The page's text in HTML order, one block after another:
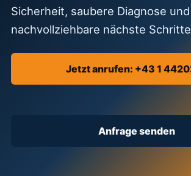
Sicherheit, saubere Diagnose und
nachvollziehbare nächste
Jetzt anrufen: +43 1
Anfrage senden